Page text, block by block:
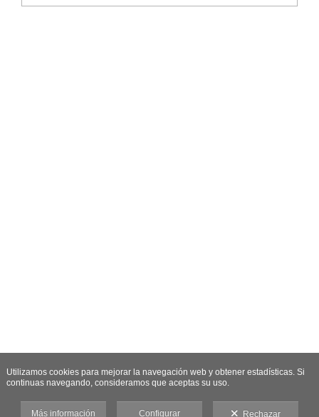
Utilizamos cookies para mejorar la navegación web y obtener estadísticas. Si
continuas navegando, consideramos que aceptas su uso.
Más información Configurar Rechazar